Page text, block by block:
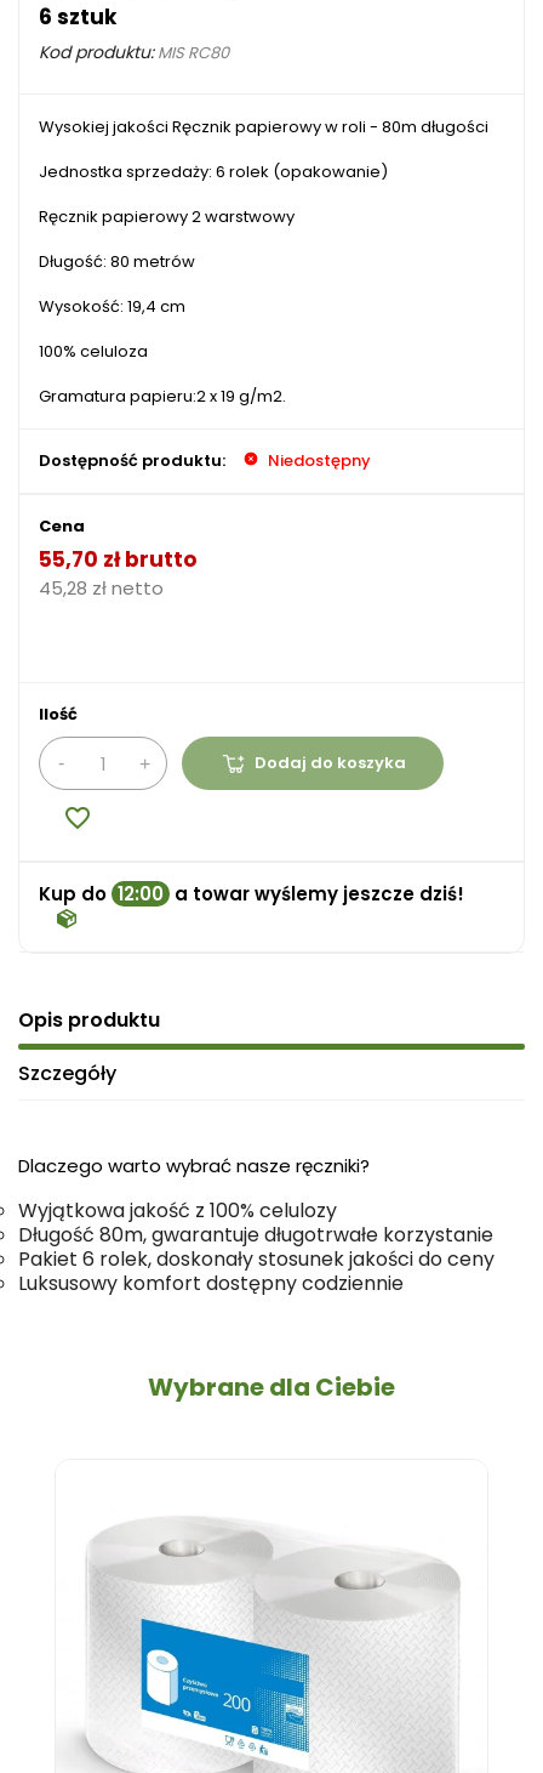
6 sztuk
Kod produktu: MIS RC80
Wysokiej jakości Ręcznik papierowy w roli - 80m długości
Jednostka sprzedaży: 6 rolek (opakowanie)
Ręcznik papierowy 2 warstwowy
Długość: 80 metrów
Wysokość: 19,4 cm
100% celuloza
Gramatura papieru:2 x 19 g/m2.
Dostępność produktu: Niedostępny
Cena
55,70 zł brutto
45,28 zł netto
Ilość
Dodaj do koszyka
favorite_border
Kup do 12:00 a towar wyślemy jeszcze dziś!
Opis produktu
Szczegóły
Dlaczego warto wybrać nasze ręczniki?
Wyjątkowa jakość z 100% celulozy
Długość 80m, gwarantuje długotrwałe korzystanie
Pakiet 6 rolek, doskonały stosunek jakości do ceny
Luksusowy komfort dostępny codziennie
Wybrane dla Ciebie